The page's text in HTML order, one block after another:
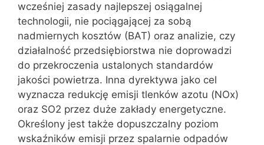
wcześniej zasady najlepszej osiągalnej
technologii, nie pociągającej za sobą
nadmiernych kosztów (BAT) oraz analizie, czy
działalność przedsiębiorstwa nie doprowadzi
do przekroczenia ustalonych standardów
jakości powietrza. Inna dyrektywa jako cel
wyznacza redukcję emisji tlenków azotu (NOx)
oraz SO2 przez duże zakłady energetyczne.
Określony jest także dopuszczalny poziom
wskaźników emisji przez spalarnie odpadów